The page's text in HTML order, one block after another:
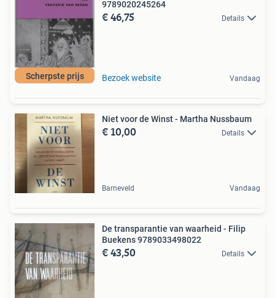
Scherpste prijs
9789020245264
€ 46,75 Details
Bezoek website Vandaag
Niet voor de Winst - Martha Nussbaum
€ 10,00 Details
Barneveld Vandaag
De transparantie van waarheid - Filip
Buekens 9789033498022
€ 43,50 Details